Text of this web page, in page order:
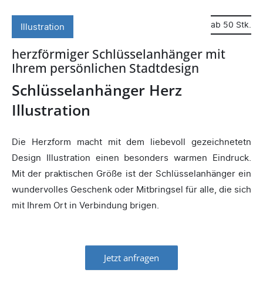
Illustration ab 50 Stk.
Schlüsselanhänger Herz
Illustration
herzförmiger Schlüsselanhänger mit
Ihrem persönlichen Stadtdesign
Die Herzform macht mit dem liebevoll gezeichnetetn
Design Illustration einen besonders warmen Eindruck.
Mit der praktischen Größe ist der Schlüsselanhänger ein
wundervolles Geschenk oder Mitbringsel für alle, die sich
mit Ihrem Ort in Verbindung brigen.
Jetzt anfragen